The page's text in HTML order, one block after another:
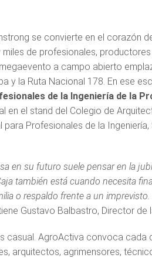
se convierte en el corazón
de profesionales,
a campo abierto
y la Ruta Nacional 178. En ese
de la Ingeniería de la
en el stand del Colegio de
para Profesionales de la Ingeniería,
en su futuro suele pensar en la
también está cuando necesita
o respaldo frente a un
Gustavo Balbastro, Director de
casual. AgroActiva convoca cada
arquitectos, agrimensores,